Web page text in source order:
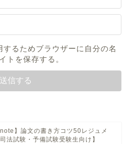
るためブラウザーに自分の名
トを保存する。
note】論文の書き方コツ50レジュメ
司法試験・予備試験受験生向け】